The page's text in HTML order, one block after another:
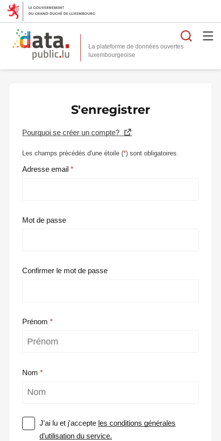
La plateforme de données ouvertes
S'enregistrer
Pourquoi se créer un compte?
Les champs précédés d'une étoile (*) sont obligatoires.
Adresse email
Mot de passe
Confirmer le mot de passe
Prénom
Nom
J'ai lu et j'accepte les conditions générales
d'utilisation du service.